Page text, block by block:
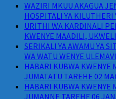
WAZIRI MKUU AKAGUA
HOSPITALI YA KILUTHERI
URITHI WA KARDINALI
KWENYE MAADILI,
SERIKALI YA AWAMU YA
WA WATU WENYE
HABARI KUBWA KWENYE
JUMATATU TAREHE 02
HABARI KUBWA KWENYE
JUMANNE TAREHE 06